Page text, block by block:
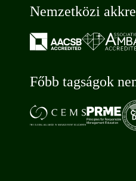
Nemzetközi
Főbb tagságok